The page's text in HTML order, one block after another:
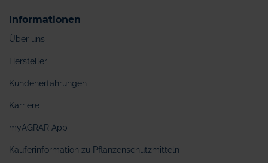
Informationen
Über uns
Hersteller
Kundenerfahrungen
Karriere
myAGRAR App
Käuferinformation zu Pflanzenschutzmitteln